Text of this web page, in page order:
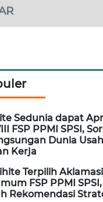
Sedunia dapat
FSP PPMI SPSI,
Dunia
Kerja
Terpilih
FSP PPMI
Rekomendasi